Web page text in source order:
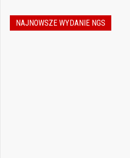
NAJNOWSZE WYDANIE NGS